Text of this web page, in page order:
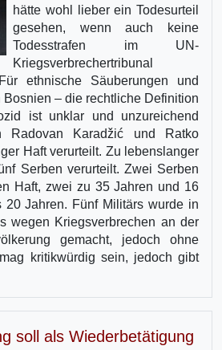
hätte wohl lieber ein Todesurteil
gesehen, wenn auch keine
Todesstrafen im UN-
Kriegsverbrechertribunal
ethnische Säuberungen und
Bosnien – die rechtliche Definition
ist unklar und unzureichend
Radovan Karadžić und Ratko
Haft verurteilt. Zu lebenslanger
Serben verurteilt. Zwei Serben
Haft, zwei zu 35 Jahren und 16
20 Jahren. Fünf Militärs wurde in
wegen Kriegsverbrechen an der
gemacht, jedoch ohne
kritikwürdig sein, jedoch gibt
soll als Wiederbetätigung